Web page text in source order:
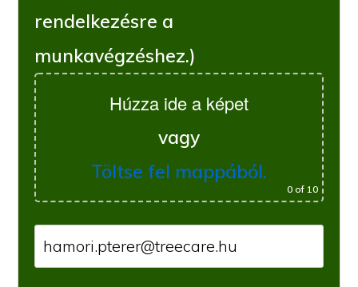
rendelkezésre a
munkavégzéshez.)
Húzza ide a képet
vagy
Töltse fel mappából.
0of 10